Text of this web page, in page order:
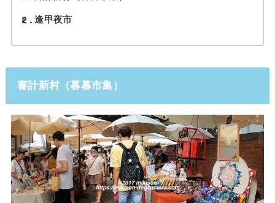
2 逢甲夜市
審計新村（暮暮市集）